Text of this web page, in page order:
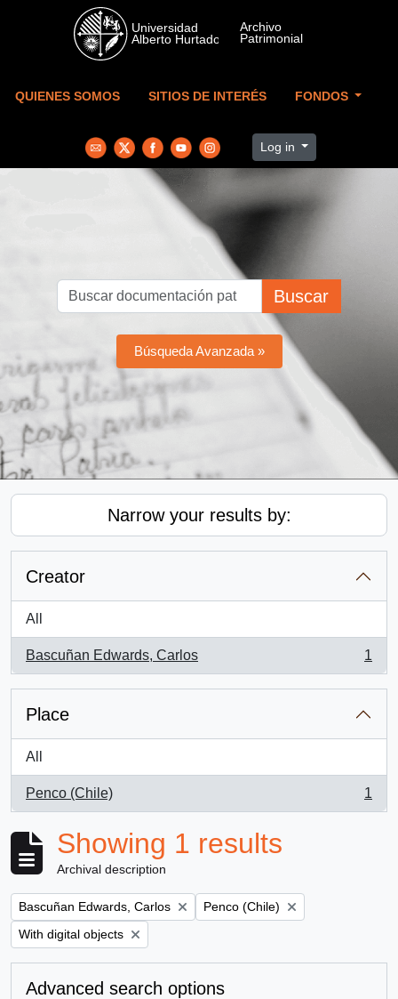
Skip to main content
QUIENES SOMOS SITIOS DE INTERÉS FONDOS
Log in
Buscar
Búsqueda Avanzada »
Narrow your results by:
Creator
All
Bascuñan Edwards, Carlos
, 1 results
1
Place
All
Penco (Chile)
, 1 results
1
Showing 1 results
Archival description
Remove filter:
Bascuñan Edwards, Carlos Remove filter:
Penco (Chile)
Remove filter:
With digital objects
Advanced search options